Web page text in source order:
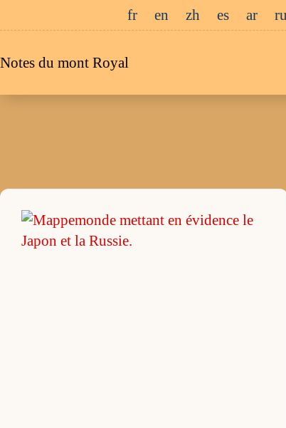
au
fr en zh es ar ru
Notes du mont Royal